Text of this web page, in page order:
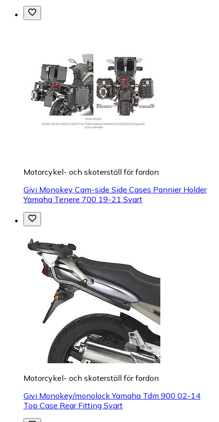
Motorcykel- och skoterställ för fordon
Givi Monokey Cam-side Side Cases Pannier Holder
Yamaha Tenere 700 19-21 Svart
Motorcykel- och skoterställ för fordon
Givi Monokey/monolock Yamaha Tdm 900 02-14
Top Case Rear Fitting Svart